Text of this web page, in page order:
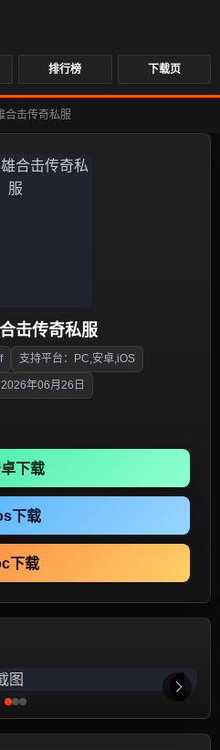
排行榜 下载页
合击传奇私服
击传奇私服
支持平台：PC,安卓,iOS
年06月26日
下载
下载
下载